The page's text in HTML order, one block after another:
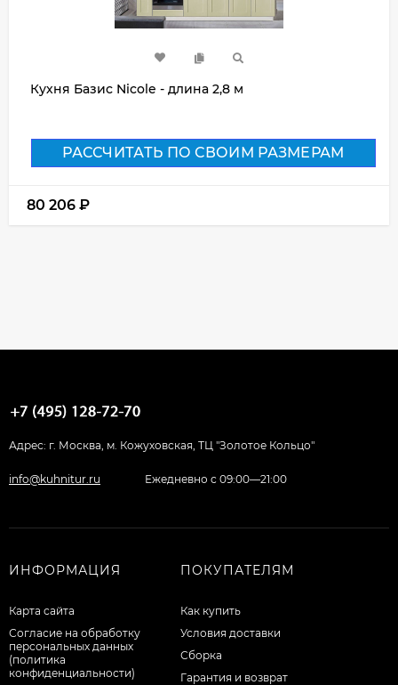
Кухня Базис Nicole - длина 2,8 м
РАССЧИТАТЬ ПО СВОИМ РАЗМЕРАМ
80 206 ₽
Адрес: г. Москва, м. Кожуховская, ТЦ "Золотое Кольцо"
info@kuhnitur.ru Ежедневно с 09:00—21:00
ИНФОРМАЦИЯ
Карта сайта
Согласие на обработку
персональных данных
(политика
конфиденциальности)
ПОКУПАТЕЛЯМ
Как купить
Условия доставки
Сборка
Гарантия и возврат